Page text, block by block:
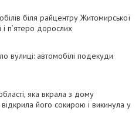
біля райцентру Житомирської
і пʼятеро дорослих
вулиці: автомобілі подекуди
яка вкрала з дому
його сокирою і викинула у